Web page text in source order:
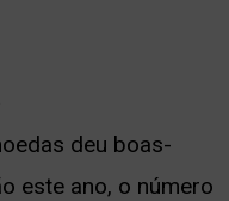
deu boas-
este ano, o número